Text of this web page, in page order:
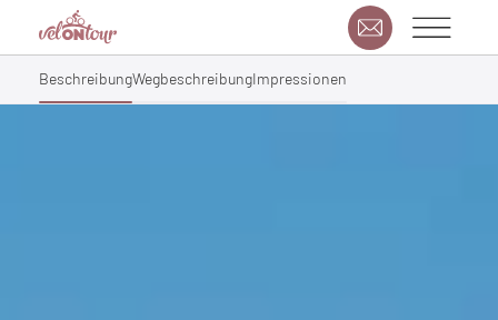
BeschreibungWegbeschreibungImpressionen